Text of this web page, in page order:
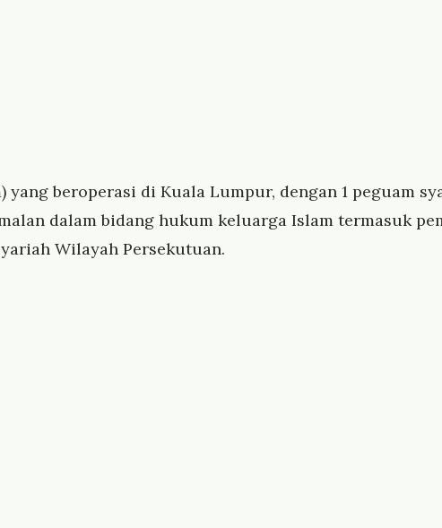
yang beroperasi di Kuala Lumpur, dengan 1 peguam
dalam bidang hukum keluarga Islam termasuk
Wilayah Persekutuan.